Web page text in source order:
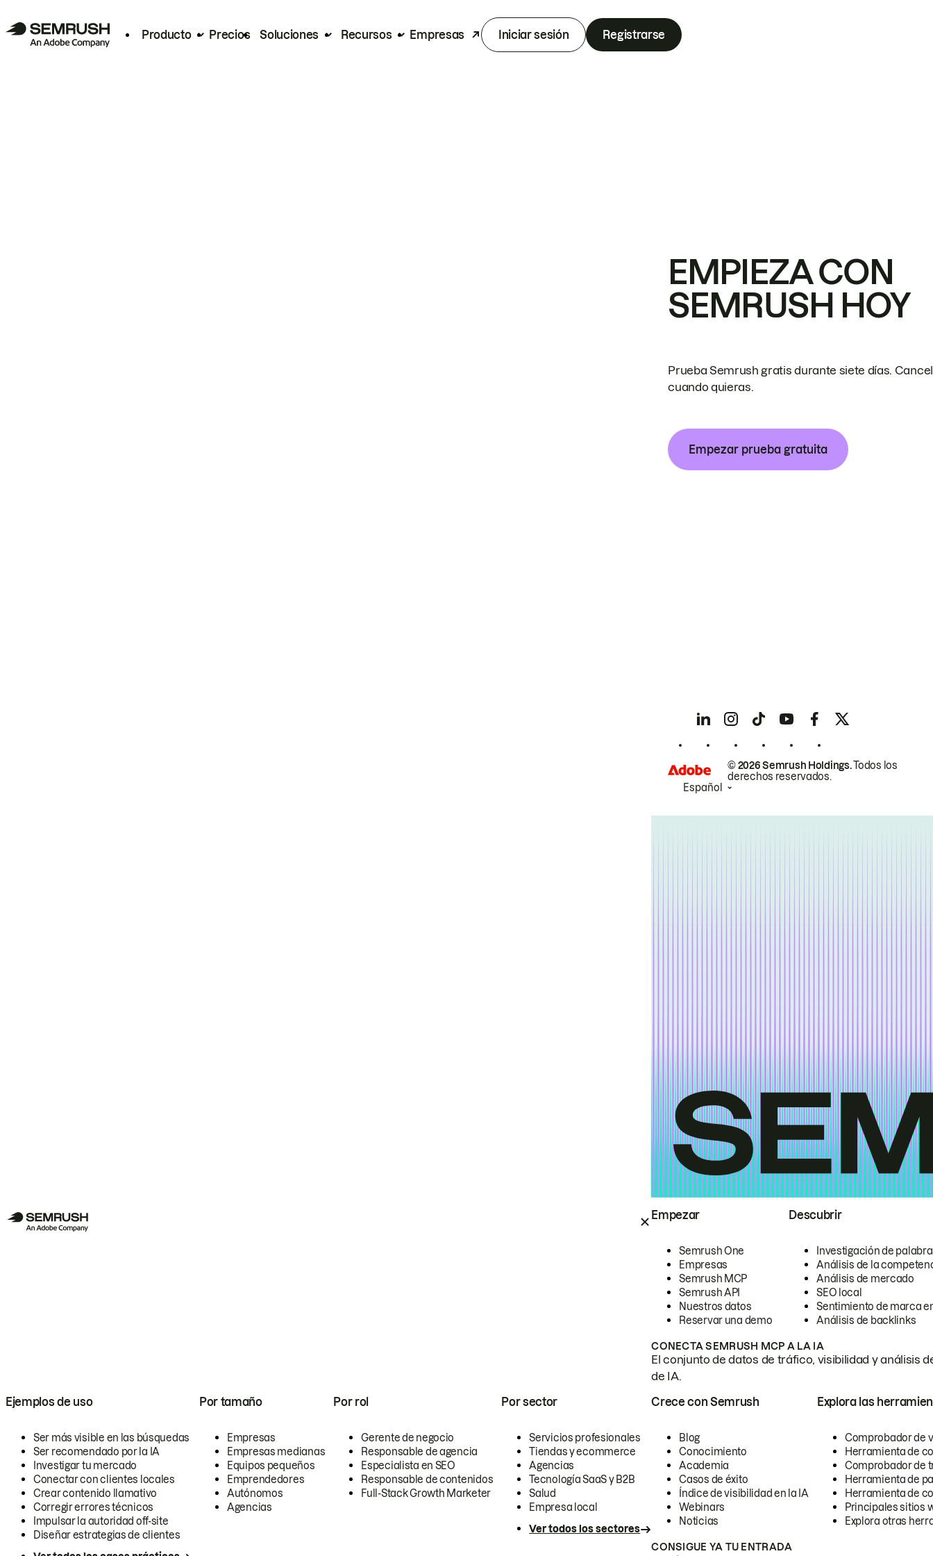
Producto Precios Soluciones Recursos Empresas Iniciar sesión Registrarse
Empezar
Semrush One
Empresas
Semrush MCP
Semrush API
Nuestros datos
Reservar una demo
Descubrir
Investigación de
Análisis de la
Análisis de mercado
SEO local
Sentimiento de marca
Análisis de backlinks
CONECTA SEMRUSH MCP A LA IA
El conjunto de datos de tráfico, visibilidad y análisis
de IA.
Ejemplos de uso
Ser más visible en las búsquedas
Ser recomendado por la IA
Investigar tu mercado
Conectar con clientes locales
Crear contenido llamativo
Corregir errores técnicos
Impulsar la autoridad off-site
Diseñar estrategias de clientes
Por tamaño
Empresas
Empresas medianas
Equipos pequeños
Emprendedores
Autónomos
Agencias
Por rol
Gerente de negocio
Responsable de agencia
Especialista en SEO
Responsable de contenidos
Full-Stack Growth Marketer
Por sector
Servicios profesionales
Tiendas y ecommerce
Agencias
Tecnología SaaS y B2B
Salud
Empresa local
Ver todos los sectores
Crece con Semrush
Blog
Conocimiento
Academia
Casos de éxito
Índice de visibilidad en la IA
Webinars
Noticias
Explora las
Comprobador de
Herramienta de
Comprobador de
Herramienta de
Herramienta de
Principales sitios
Explora otras
CONSIGUE YA TU ENTRADA
EMPIEZA CON
SEMRUSH HOY
Prueba Semrush gratis durante siete días.
cuando quieras.
Empezar prueba gratuita
© 2026 Semrush Holdings.Todos los
derechos reservados.
Español